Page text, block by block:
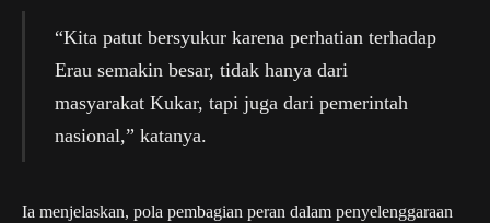
“Kita patut bersyukur karena perhatian terhadap
Erau semakin besar, tidak hanya dari
masyarakat Kukar, tapi juga dari pemerintah
nasional,” katanya.
Ia menjelaskan, pola pembagian peran dalam penyelenggaraan